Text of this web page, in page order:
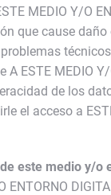
MEDIO Y/O
que cause
MEDIO
de los
el acceso a
este medio y/o